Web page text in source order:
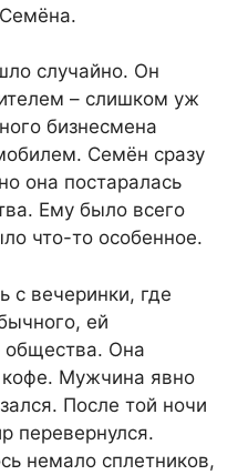
случайно. Он
– слишком уж
бизнесмена
Семён сразу
она постаралась
Ему было всего
что-то особенное.
вечеринки, где
ей
общества. Она
Мужчина явно
После той ночи
перевернулся.
немало сплетников,